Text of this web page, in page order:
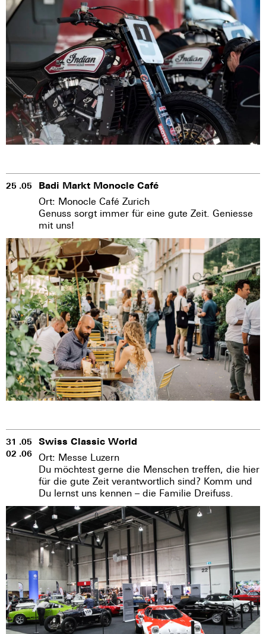
25 .05 Badi Markt Monocle Café
Ort: Monocle Café Zurich
Genuss sorgt immer für eine gute Zeit. Geniesse
mit uns!
31 .05
02 .06
Swiss Classic World
Ort: Messe Luzern
Du möchtest gerne die Menschen treffen, die hier
für die gute Zeit verantwortlich sind? Komm und
Du lernst uns kennen – die Familie Dreifuss.